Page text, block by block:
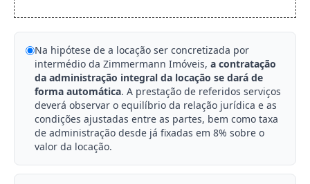
Na hipótese de a locação ser concretizada por
intermédio da Zimmermann Imóveis, a contratação
da administração integral da locação se dará de
forma automática. A prestação de referidos serviços
deverá observar o equilíbrio da relação jurídica e as
condições ajustadas entre as partes, bem como taxa
de administração desde já fixadas em 8% sobre o
valor da locação.